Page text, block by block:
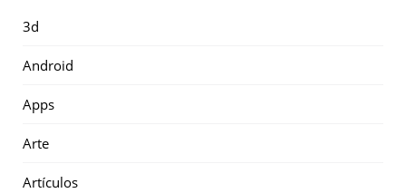
3d
Android
Apps
Arte
Artículos